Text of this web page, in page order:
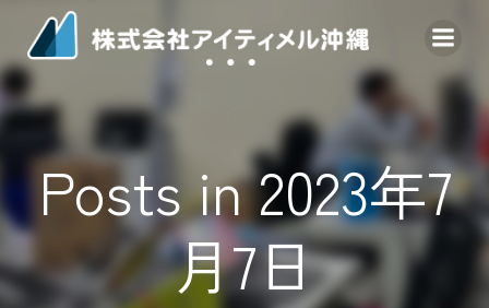
ン
テ
へ
ッ
プ
Posts in 2023年7
月7日